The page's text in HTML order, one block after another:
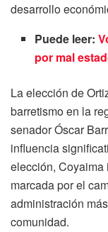
desarrollo
Puede leer:
por mal
La elección de
barretismo en la
senador Óscar
influencia
elección, Coyaima
marcada por el
administración
comunidad.